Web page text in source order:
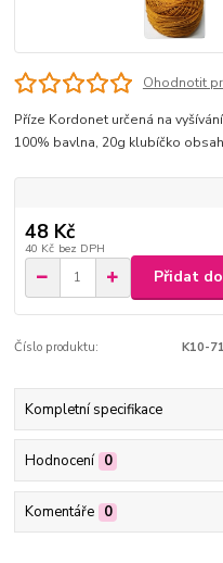
Ohodnotit
Příze Kordonet určená na
100% bavlna, 20g klubíčko
48 Kč
40 Kč bez DPH
Přidat
Číslo produktu: K10-
Kompletní specifikace
Hodnocení 0
Komentáře 0